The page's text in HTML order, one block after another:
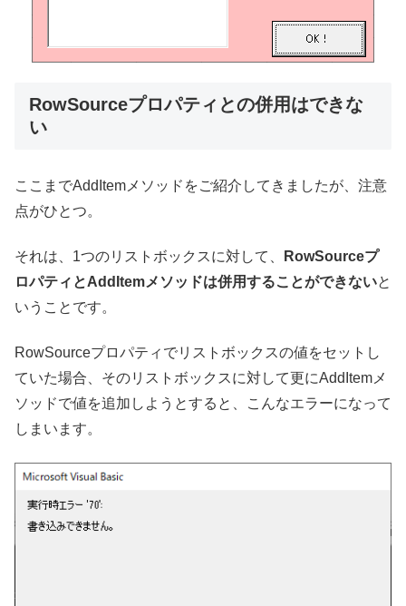
RowSourceプロパティとの併用はできな
い
ここまでAddItemメソッドをご紹介してきましたが、注意
点がひとつ。
それは、1つのリストボックスに対して、
RowSourceプ
ロパティとAddItemメソッドは併用することができないと
いうことです。
RowSourceプロパティでリストボックスの値をセットし
ていた場合、そのリストボックスに対して更にAddItemメ
ソッドで値を追加しようとすると、こんなエラーになって
しまいます。